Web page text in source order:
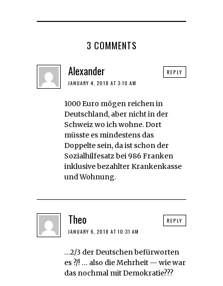
3 COMMENTS
Alexander
JANUARY 4, 2018 AT 3:10 AM
1000 Euro mögen reichen in
Deutschland, aber nicht in der
Schweiz wo ich wohne. Dort
müsste es mindestens das
Doppelte sein, da ist schon der
Sozialhilfesatz bei 986 Franken
inklusive bezahlter Krankenkasse
und Wohnung.
REPLY
Theo
JANUARY 6, 2018 AT 10:31 AM
…2/3 der Deutschen befürworten
es ?/! … also die Mehrheit — wie war
das nochmal mit Demokratie???
REPLY